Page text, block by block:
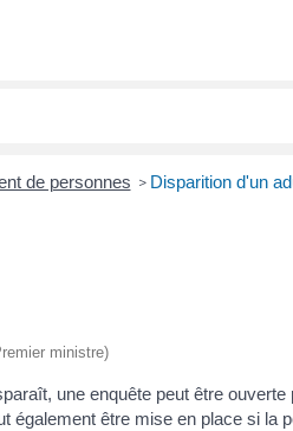
de personnes > Disparition d'un
ministre)
une enquête peut être
être mise en place si